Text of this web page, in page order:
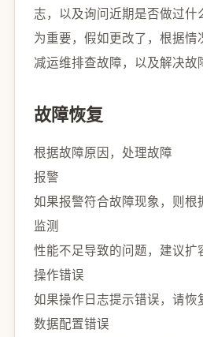
志，以及询问近期是否做过
为重要，假如更改了，根据
减运维排查故障，以及解决故
故障恢复
根据故障原因，处理故障
报警
如果报警符合故障现象，则根
监测
性能不足导致的问题，建议扩
操作错误
如果操作日志提示错误，请恢
数据配置错误